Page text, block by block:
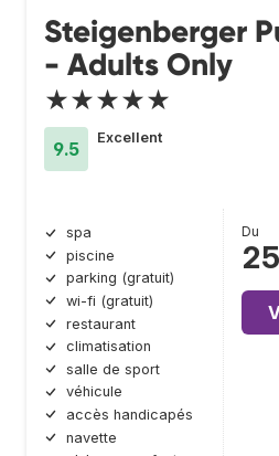
Steigenberger
- Adults Only
★★★★★
9.5
Excellent
spa
piscine
parking (gratuit)
wi-fi (gratuit)
restaurant
climatisation
salle de sport
véhicule
accès handicapés
navette
Du